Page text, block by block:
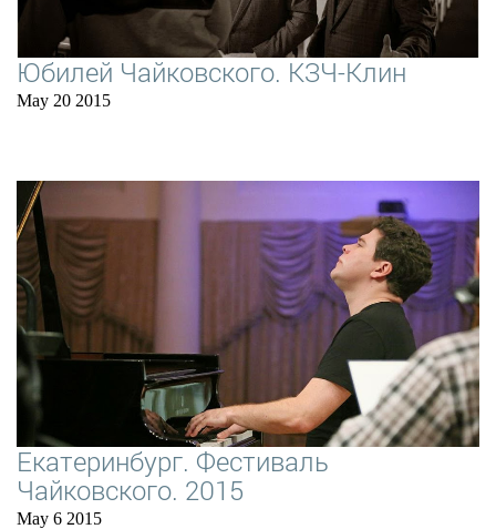
Юбилей Чайковского. КЗЧ-Клин
May 20 2015
Екатеринбург. Фестиваль
Чайковского. 2015
May 6 2015